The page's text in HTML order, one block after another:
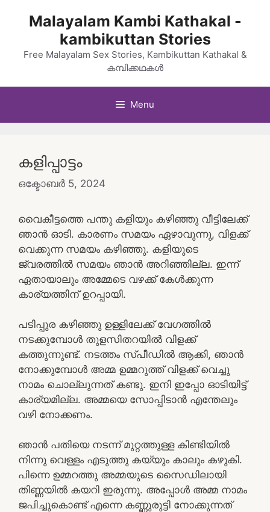
Malayalam Kambi Kathakal -
kambikuttan Stories
Free Malayalam Sex Stories, Kambikuttan Kathakal &
കമ്പിക്കഥകൾ
Menu
കളിപ്പാട്ടം
ഒക്ടോബർ 5, 2024
വൈകീട്ടത്തെ പന്തു കളിയും കഴിഞ്ഞു വീട്ടിലേക്ക്
ഞാൻ ഓടി. കാരണം സമയം ഏഴാവുന്നു, വിളക്ക്
വെക്കുന്ന സമയം കഴിഞ്ഞു. കളിയുടെ
ജ്വരത്തിൽ സമയം ഞാൻ അറിഞ്ഞില്ല. ഇന്ന്
ഏതായാലും അമ്മേടെ വഴക്ക് കേൾക്കുന്ന
കാര്യത്തിന് ഉറപ്പായി.
പടിപ്പുര കഴിഞ്ഞു ഉള്ളിലേക്ക് വേഗത്തിൽ
നടക്കുമ്പോൾ തുളസിതറയിൽ വിളക്ക്
കത്തുന്നുണ്ട്. നടത്തം സ്പീഡിൽ ആക്കി, ഞാൻ
നോക്കുമ്പോൾ അമ്മ ഉമ്മറുത്ത് വിളക്ക് വെച്ചു
നാമം ചൊല്ലുന്നത് കണ്ടു. ഇനി ഇപ്പോ ഓടിയിട്ട്
കാര്യമില്ല. അമ്മയെ സോപ്പിടാൻ എന്തേലും
വഴി നോക്കണം.
ഞാൻ പതിയെ നടന്ന് മുറ്റത്തുള്ള കിണ്ടിയിൽ
നിന്നു വെള്ളം എടുത്തു കയ്യും കാലും കഴുകി.
പിന്നെ ഉമ്മറത്തു അമ്മയുടെ സൈഡിലായി
തിണ്ണയിൽ കയറി ഇരുന്നു. അപ്പോൾ അമ്മ നാമം
ജപിച്ചുകൊണ്ട് എന്നെ കണ്ണുരുട്ടി നോക്കുന്നത്